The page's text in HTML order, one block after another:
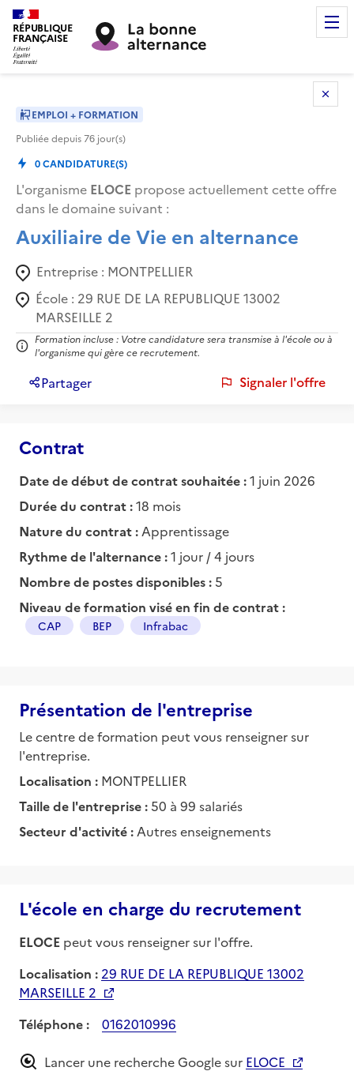
RÉPUBLIQUE
FRANÇAISE
EMPLOI + FORMATION
Publiée depuis76 jour(s)
0CANDIDATURE(S)
L'organisme ELOCE propose actuellement cette offre
dans le domaine suivant :
Auxiliaire de Vie en alternance
Entreprise : MONTPELLIER
École : 29 RUE DE LA REPUBLIQUE 13002
MARSEILLE 2
Formation incluse : Votre candidature sera transmise à l'école ou à
l'organisme qui gère ce recrutement.
Partager Signaler l'offre
Contrat
Date de début de contrat souhaitée :1 juin 2026
Durée du contrat :18 mois
Nature du contrat : Apprentissage
Rythme de l'alternance :1 jour / 4 jours
Nombre de postes disponibles : 5
Niveau de formation visé en fin de contrat :
CAP BEP Infrabac
Présentation de l'entreprise
Le centre de formation peut vous renseigner sur
l'entreprise.
Localisation : MONTPELLIER
Taille de l'entreprise : 50 à 99 salariés
Secteur d'activité : Autres enseignements
L'école en charge du recrutement
ELOCE peut vous renseigner sur l'offre.
Localisation : 29 RUE DE LA REPUBLIQUE 13002
MARSEILLE 2
Téléphone :
0162010996
Lancer une recherche Google sur ELOCE